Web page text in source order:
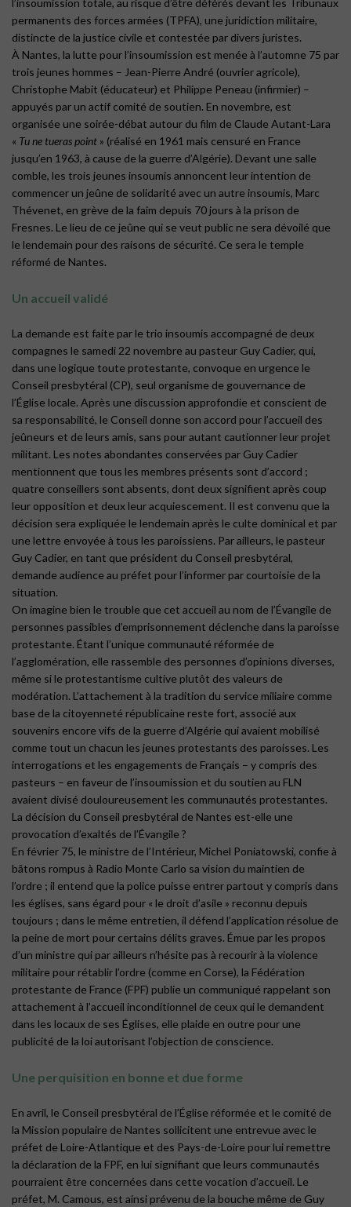
permanents des forces armées (TPFA), une juridiction militaire,
distincte de la justice civile et contestée par divers juristes.
À Nantes, la lutte pour l’insoumission est menée à l’automne 75 par
trois jeunes hommes – Jean-Pierre André (ouvrier agricole),
Christophe Mabit (éducateur) et Philippe Peneau (infirmier) –
appuyés par un actif comité de soutien. En novembre, est
organisée une soirée-débat autour du film de Claude Autant-Lara
« Tu ne tueras point » (réalisé en 1961 mais censuré en France
jusqu’en 1963, à cause de la guerre d’Algérie). Devant une salle
comble, les trois jeunes insoumis annoncent leur intention de
commencer un jeûne de solidarité avec un autre insoumis, Marc
Thévenet, en grève de la faim depuis 70 jours à la prison de
Fresnes. Le lieu de ce jeûne qui se veut public ne sera dévoilé que
le lendemain pour des raisons de sécurité. Ce sera le temple
réformé de Nantes.
Un accueil validé
La demande est faite par le trio insoumis accompagné de deux
compagnes le samedi 22 novembre au pasteur Guy Cadier, qui,
dans une logique toute protestante, convoque en urgence le
Conseil presbytéral (CP), seul organisme de gouvernance de
l’Église locale. Après une discussion approfondie et conscient de
sa responsabilité, le Conseil donne son accord pour l’accueil des
jeûneurs et de leurs amis, sans pour autant cautionner leur projet
militant. Les notes abondantes conservées par Guy Cadier
mentionnent que tous les membres présents sont d’accord ;
quatre conseillers sont absents, dont deux signifient après coup
leur opposition et deux leur acquiescement. Il est convenu que la
décision sera expliquée le lendemain après le culte dominical et par
une lettre envoyée à tous les paroissiens. Par ailleurs, le pasteur
Guy Cadier, en tant que président du Conseil presbytéral,
demande audience au préfet pour l’informer par courtoisie de la
situation.
On imagine bien le trouble que cet accueil au nom de l’Évangile de
personnes passibles d’emprisonnement déclenche dans la paroisse
protestante. Étant l’unique communauté réformée de
l’agglomération, elle rassemble des personnes d’opinions diverses,
même si le protestantisme cultive plutôt des valeurs de
modération. L’attachement à la tradition du service miliaire comme
base de la citoyenneté républicaine reste fort, associé aux
souvenirs encore vifs de la guerre d’Algérie qui avaient mobilisé
comme tout un chacun les jeunes protestants des paroisses. Les
interrogations et les engagements de Français – y compris des
pasteurs – en faveur de l’insoumission et du soutien au FLN
avaient divisé douloureusement les communautés protestantes.
La décision du Conseil presbytéral de Nantes est-elle une
provocation d’exaltés de l’Évangile ?
En février 75, le ministre de l’Intérieur, Michel Poniatowski, confie à
bâtons rompus à Radio Monte Carlo sa vision du maintien de
l’ordre ; il entend que la police puisse entrer partout y compris dans
les églises, sans égard pour « le droit d’asile » reconnu depuis
toujours ; dans le même entretien, il défend l’application résolue de
la peine de mort pour certains délits graves. Émue par les propos
d’un ministre qui par ailleurs n’hésite pas à recourir à la violence
militaire pour rétablir l’ordre (comme en Corse), la Fédération
protestante de France (FPF) publie un communiqué rappelant son
attachement à l’accueil inconditionnel de ceux qui le demandent
dans les locaux de ses Églises, elle plaide en outre pour une
publicité de la loi autorisant l’objection de conscience.
Une perquisition en bonne et due forme
En avril, le Conseil presbytéral de l’Église réformée et le comité de
la Mission populaire de Nantes sollicitent une entrevue avec le
préfet de Loire-Atlantique et des Pays-de-Loire pour lui remettre
la déclaration de la FPF, en lui signifiant que leurs communautés
pourraient être concernées dans cette vocation d’accueil. Le
préfet, M. Camous, est ainsi prévenu de la bouche même de Guy